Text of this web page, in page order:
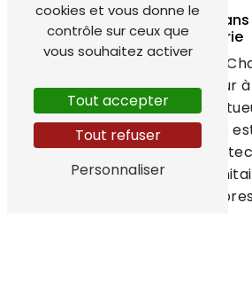
Une expertise reconnue
la plomberie
Chez TechHydroEnergy
mettons un point d'honneur
service de qualité,
en vigueur. Notre équipe
dernières techniques et
matière d'installation
afin de vous garantir des
cookies et vous donne le
contrôle sur ceux que
vous souhaitez activer
Tout accepter
Tout refuser
Personnaliser